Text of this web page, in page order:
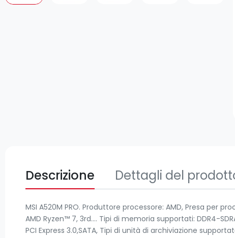
Descrizione Dettagli del
MSI A520M PRO. Produttore processore: AMD, Presa per
AMD Ryzen™ 7, 3rd.... Tipi di memoria supportati: DDR4-
PCI Express 3.0,SATA, Tipi di unità di archiviazione